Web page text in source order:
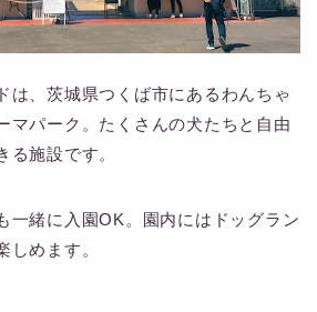
は、茨城県つくば市にあるわんちゃ
マパーク。たくさんの犬たちと自由
る施設です。
一緒に入園OK。園内にはドッグラン
しめます。